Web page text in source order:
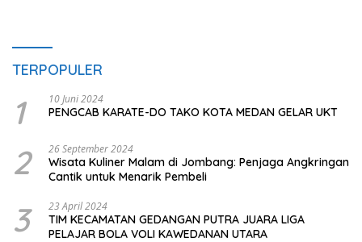
TERPOPULER
1 10 Juni 2024
PENGCAB KARATE-DO TAKO KOTA MEDAN GELAR UKT
2 26 September 2024
Wisata Kuliner Malam di Jombang: Penjaga Angkringan
Cantik untuk Menarik Pembeli
3 23 April 2024
TIM KECAMATAN GEDANGAN PUTRA JUARA LIGA
PELAJAR BOLA VOLI KAWEDANAN UTARA